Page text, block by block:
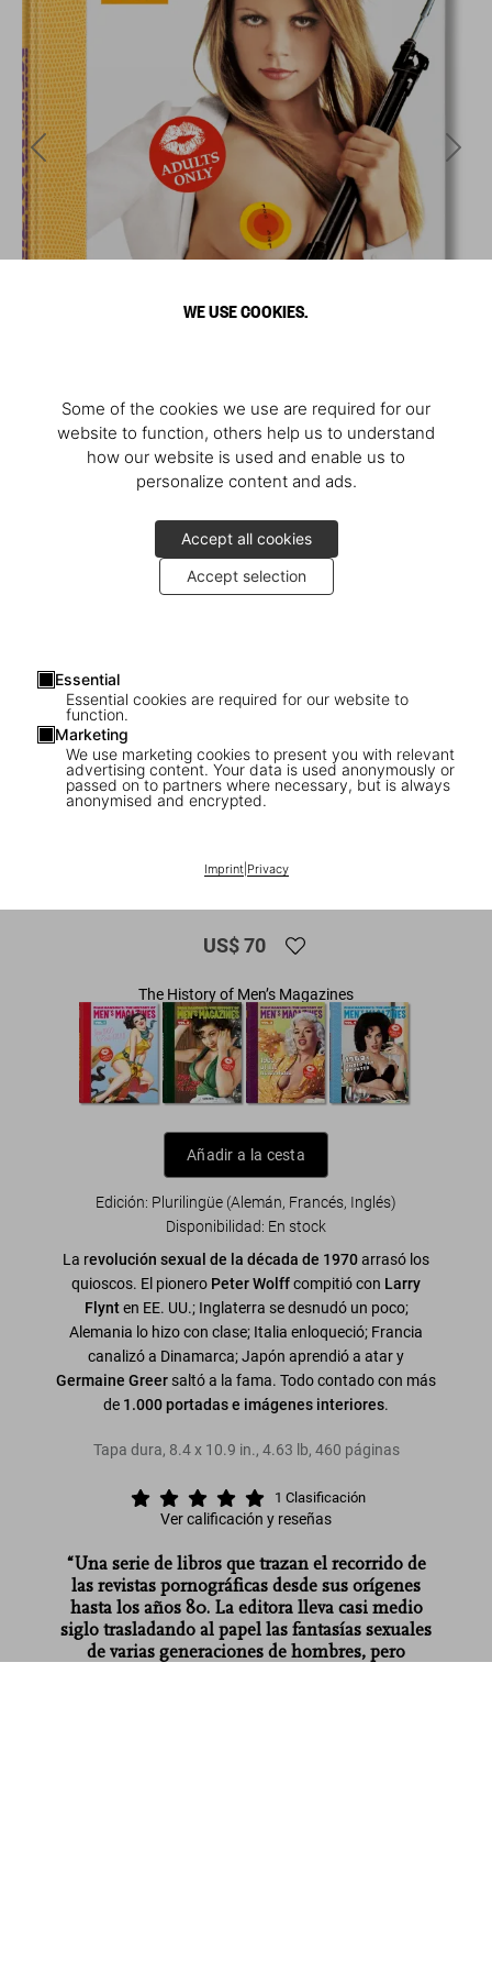
WE USE COOKIES.
Some of the cookies we use are required for our
website to function, others help us to understand
how our website is used and enable us to
personalize content and ads.
Accept all cookies
Accept selection
Essential
Essential cookies are required for our website to
function.
Marketing
We use marketing cookies to present you with relevant
advertising content. Your data is used anonymously or
passed on to partners where necessary, but is always
anonymised and encrypted.
Imprint| Privacy
1/7
Magazines. Vol. 5: 1970s At the
US$ 70
The History of Men’s Magazines
Añadir a la cesta
Edición: Plurilingüe (Alemán, Francés, Inglés)
Disponibilidad: En stock
La revolución sexual de la década de 1970arrasó los
quioscos. El pionero Peter Wolffcompitió con Larry
Flynten EE. UU.; Inglaterra se desnudó un poco;
Alemania lo hizo con clase; Italia enloqueció; Francia
canalizó a Dinamarca; Japón aprendió a atar y
Germaine Greer saltó a la fama. Todo contado con más
de 1.000 portadas e imágenes interiores.
Tapa dura, 8.4x 10.9 in., 4.63 lb, 460 páginas
1 Clasificación
Ver calificación y reseñas
“Una serie de libros que trazan el recorrido de
las revistas pornográficas desde sus orígenes
hasta los años 80. La editora lleva casi medio
siglo trasladando al papel las fantasías sexuales
de varias generaciones de hombres, pero